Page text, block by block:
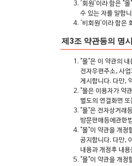
'회원'이라 함은 "
수 있는 자를 말합
'비회원'이라 함은
제3조 약관등의 명
"몰"은 이 약관의
전자우편주소, 사
게시합니다. 다만,
"몰은 이용자가 약
별도의 연결화면
"몰"은 전자상거래
방문판매등에관한
"몰"이 약관을 개
공지합니다. 다만,
내용과 개정후 내
"몰"이 약관을 개